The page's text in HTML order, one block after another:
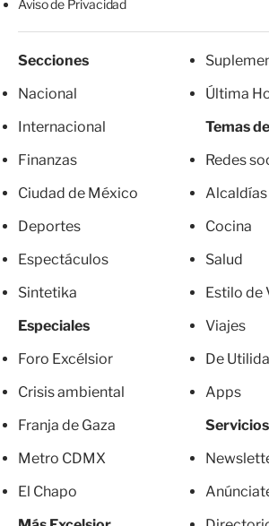
Aviso de Privacidad
Secciones
Nacional
Internacional
Finanzas
Ciudad de México
Deportes
Espectáculos
Sintetika
Especiales
Foro Excélsior
Crisis ambiental
Franja de Gaza
Metro CDMX
El Chapo
Última
Temas
Redes
Alcaldías
Cocina
Salud
Estilo de
Viajes
De
Apps
Servicios